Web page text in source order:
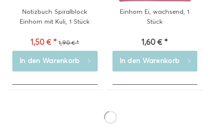
Notizbuch Spiralblock
Einhorn mit Kuli, 1 Stück
1,50 € * 1,90 € *
In den Warenkorb
Einhorn Ei, wachsend, 1
Stück
1,60 € *
In den Warenkorb